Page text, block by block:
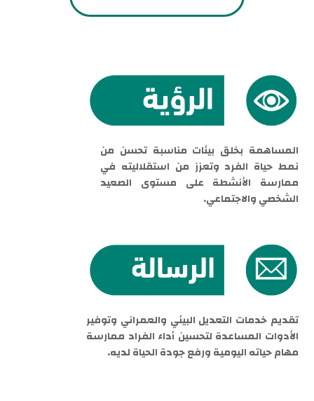
المساهمة بخلق بيئات مناسبة تحسن من
نمط حياة الفرد وتعزز من استقلاليته في
ممارسة الأنشطة على مستوى الصعيد
الشخصي والاجتماعي.
تقديم خدمات التعديل البيئي والعمراني وتوفير
الأدوات المساعدة لتحسين أداء الفراد ممارسة
مهام حياته اليومية ورفع جودة الحياة لديه.